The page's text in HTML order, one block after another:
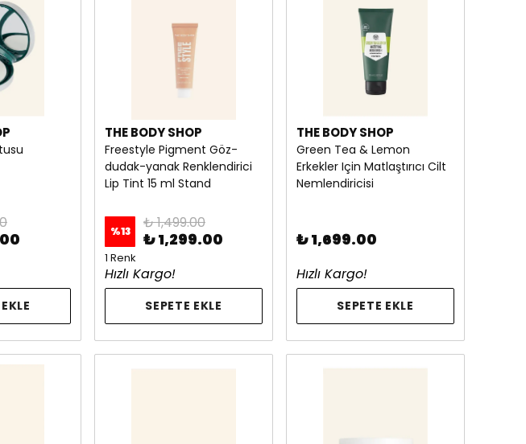
THE BODY SHOP
Freestyle Pigment Göz-
dudak-yanak Renklendirici
Lip Tint 15 ml Stand
%13 ₺ 1,499.00
₺ 1,299.00
1 Renk
Hızlı Kargo!
SEPETE EKLE
THE BODY SHOP
Green Tea & Lemon
Erkekler Için Matlaştırıcı Cilt
Nemlendiricisi
₺ 1,699.00
Hızlı Kargo!
SEPETE EKLE